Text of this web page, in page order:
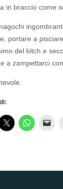
in braccio come
portare a
del kitch e
a zampettarci